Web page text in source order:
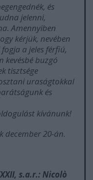
és
jelenni,
Amennyiben
kérjük, nevében
a jeles férfiú,
kevésbé buzgó
tisztsége
uraságtokkal
és
kívánunk!
december 20-án.
s.a.r.: Nicolò